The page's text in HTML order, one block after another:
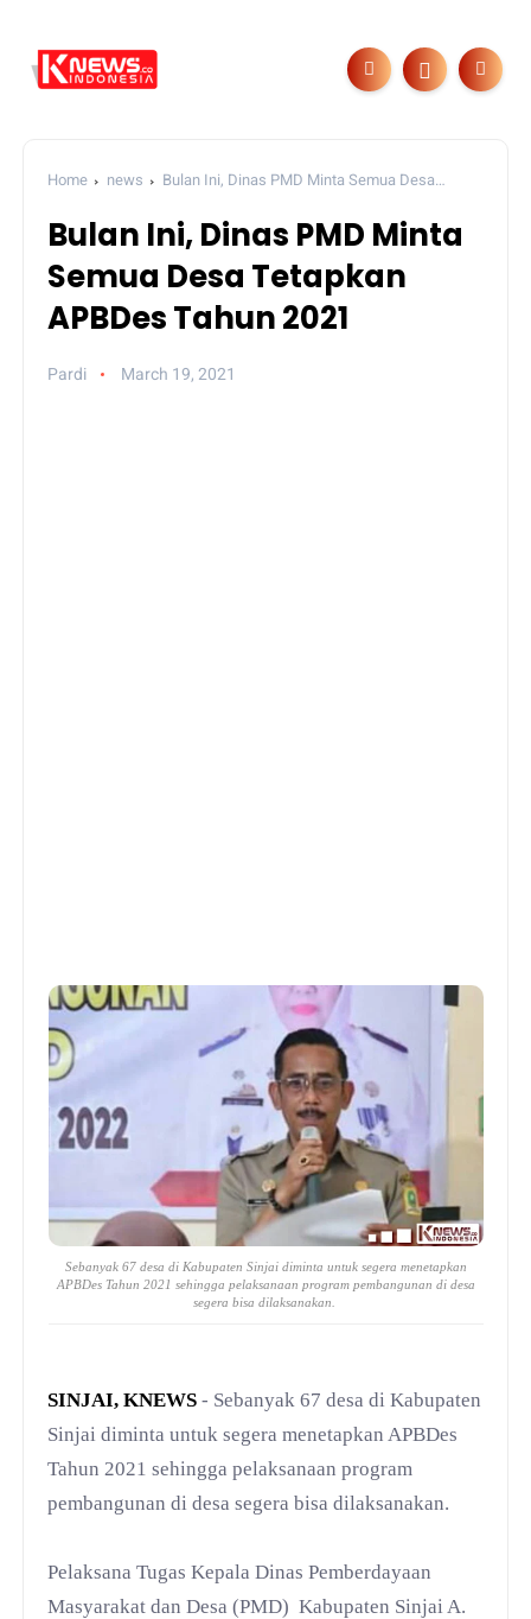
Home news
Bulan Ini, Dinas PMD Minta Semua Desa
Bulan Ini, Dinas PMD Minta
Semua Desa Tetapkan
APBDes Tahun 2021
Pardi March 19, 2021
Sebanyak 67 desa di Kabupaten Sinjai diminta untuk segera menetapkan
APBDes Tahun 2021 sehingga pelaksanaan program pembangunan di desa
segera bisa dilaksanakan.
SINJAI, KNEWS - Sebanyak 67 desa di Kabupaten
Sinjai diminta untuk segera menetapkan APBDes
Tahun 2021 sehingga pelaksanaan program
pembangunan di desa segera bisa dilaksanakan.
Pelaksana Tugas Kepala Dinas Pemberdayaan
Masyarakat dan Desa (PMD) Kabupaten Sinjai A.